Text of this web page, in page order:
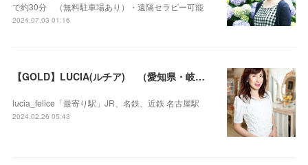
で約30分 （無料駐車場あり）・遠隔セラピー可能
2024.07.03 01:16
【GOLD】LUCIA(ルチア) （愛知県・岐阜県・沖縄県・遠隔セラピー可）
lucia_felice「最寄り駅」JR、名鉄、近鉄 名古屋駅
2024.02.26 05:43